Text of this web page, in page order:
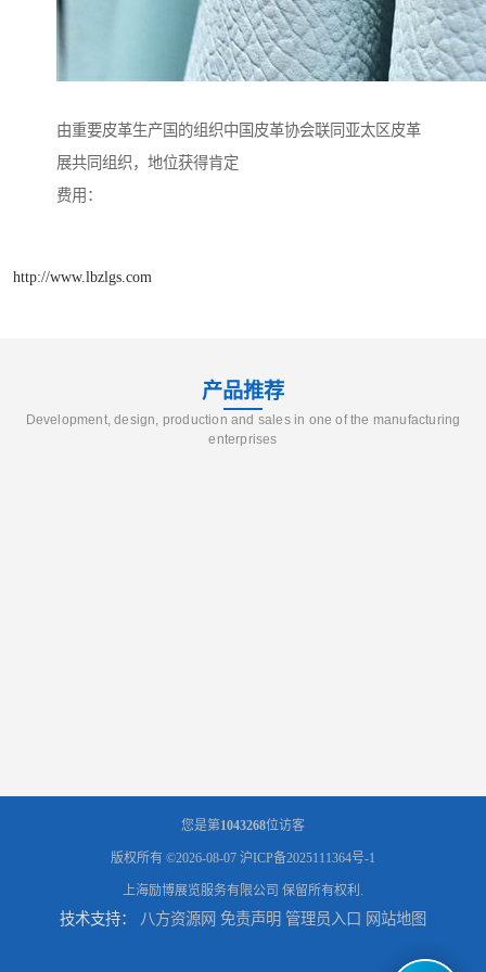
由重要皮革生产国的组织中国皮革协会联同亚太区皮革
展共同组织，地位获得肯定
费用：
http://www.lbzlgs.com
产品推荐
Development, design, production and sales in one of the manufacturing
enterprises
您是第1043268位访客
版权所有 ©2026-08-07 沪ICP备2025111364号-1
上海励博展览服务有限公司 保留所有权利.
技术支持： 八方资源网 免责声明 管理员入口 网站地图